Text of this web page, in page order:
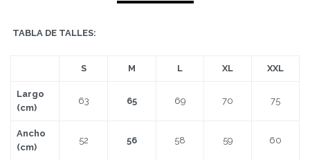
TABLA DE TALLES:
S M L XL XXL
Largo
(cm)
63 65 69 70 75
Ancho
(cm)
52 56 58 59 60